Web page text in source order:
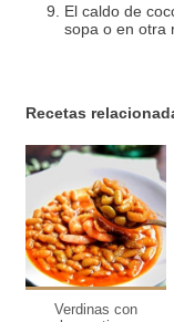
El caldo de
sopa o en otra
Recetas
6
personas
Verdinas con